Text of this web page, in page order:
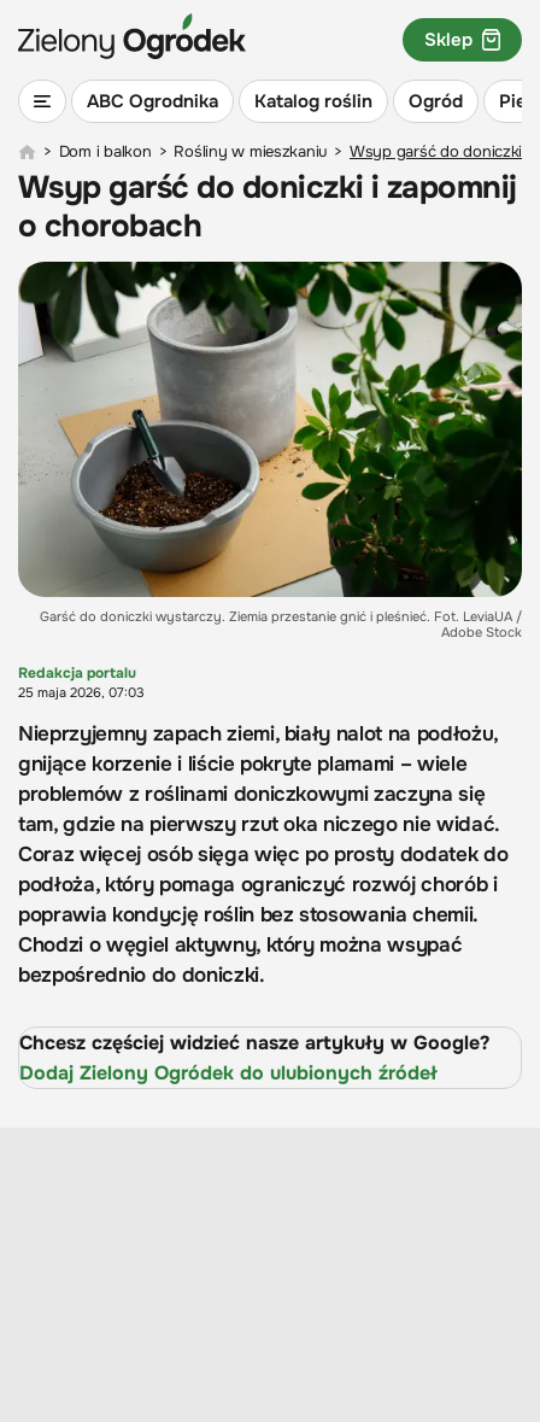
ABC Ogrodnika Katalog roślin Ogród
Sklep
> Dom i balkon > Rośliny w mieszkaniu > Wsyp garść do doniczki i
Wsyp garść do doniczki i zapomnij
o chorobach
Garść do doniczki wystarczy. Ziemia przestanie gnić i pleśnieć. Fot. LeviaUA /
Adobe Stock
Redakcja portalu
25 maja 2026, 07:03
Nieprzyjemny zapach ziemi, biały nalot na podłożu,
gnijące korzenie i liście pokryte plamami – wiele
problemów z roślinami doniczkowymi zaczyna się
tam, gdzie na pierwszy rzut oka niczego nie widać.
Coraz więcej osób sięga więc po prosty dodatek do
podłoża, który pomaga ograniczyć rozwój chorób i
poprawia kondycję roślin bez stosowania chemii.
Chodzi o węgiel aktywny, który można wsypać
bezpośrednio do doniczki.
Chcesz częściej widzieć nasze artykuły w Google?
Dodaj Zielony Ogródek do ulubionych źródeł